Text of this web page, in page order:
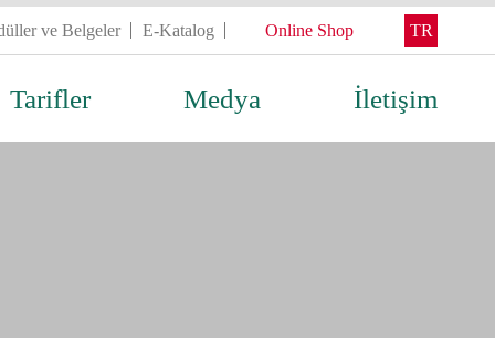
ve Belgeler E-Katalog Online Shop TR
Tarifler Medya İletişim